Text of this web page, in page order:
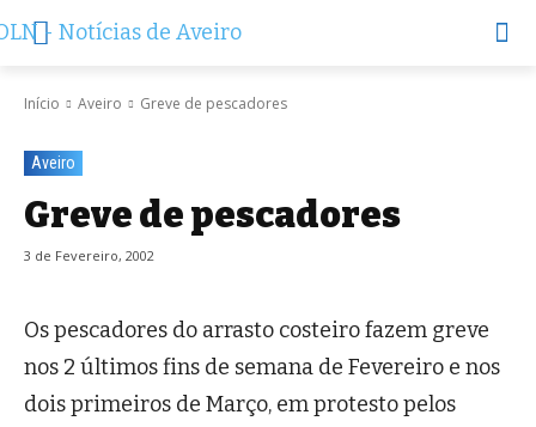
Início Aveiro Greve de pescadores
Aveiro
Greve de pescadores
3 de Fevereiro, 2002
Os pescadores do arrasto costeiro fazem greve
nos 2 últimos fins de semana de Fevereiro e nos
dois primeiros de Março, em protesto pelos